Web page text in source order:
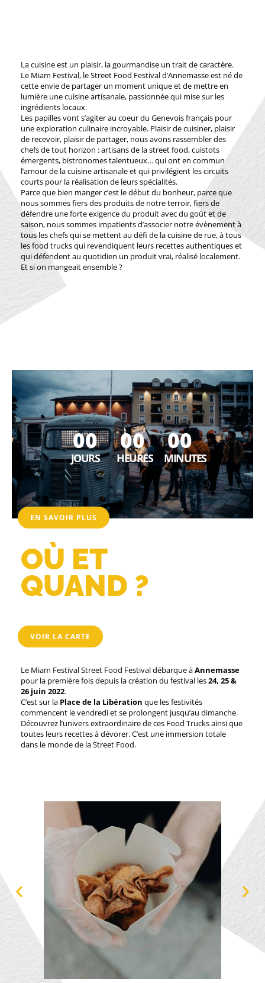
La cuisine est un plaisir, la gourmandise un trait de caractère.
Le Miam Festival, le Street Food Festival d’Annemasse est né de
cette envie de partager un moment unique et de mettre en
lumière une cuisine artisanale, passionnée qui mise sur les
ingrédients locaux.
Les papilles vont s’agiter au coeur du Genevois français pour
une exploration culinaire incroyable. Plaisir de cuisiner, plaisir
de recevoir, plaisir de partager, nous avons rassembler des
chefs de tout horizon : artisans de la street food, cuistots
émergents, bistronomes talentueux… qui ont en commun
l’amour de la cuisine artisanale et qui privilégient les circuits
courts pour la réalisation de leurs spécialités.
Parce que bien manger c’est le début du bonheur, parce que
nous sommes fiers des produits de notre terroir, fiers de
défendre une forte exigence du produit avec du goût et de
saison, nous sommes impatients d’associer notre évènement à
tous les chefs qui se mettent au défi de la cuisine de rue, à tous
les food trucks qui revendiquent leurs recettes authentiques et
qui défendent au quotidien un produit vrai, réalisé localement.
Et si on mangeait ensemble ?
00
JOURS
00
HEURES
00
MINUTES
OÙ ET
QUAND ?
EN SAVOIR PLUS
VOIR LA CARTE
Le Miam Festival Street Food Festival débarque àAnnemasse
pour la première fois depuis la création du festival les24, 25 &
26 juin 2022.
C’est sur la Place de la Libération que les festivités
commencent le vendredi et se prolongent jusqu’au dimanche.
Découvrez l’univers extraordinaire de ces Food Trucks ainsi que
toutes leurs recettes à dévorer. C’est une immersion totale
dans le monde de la Street Food.